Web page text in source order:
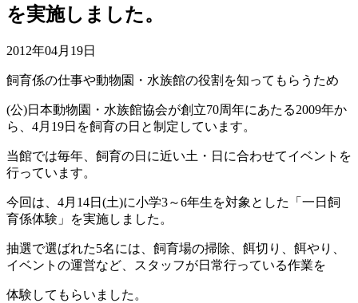
を実施しました。
2012年04月19日
飼育係の仕事や動物園・水族館の役割を知ってもらうため
(公)日本動物園・水族館協会が創立70周年にあたる2009年か
ら、4月19日を飼育の日と制定しています。
当館では毎年、飼育の日に近い土・日に合わせてイベントを
行っています。
今回は、4月14日(土)に小学3～6年生を対象とした「一日飼
育係体験」を実施しました。
抽選で選ばれた5名には、飼育場の掃除、餌切り、餌やり、
イベントの運営など、スタッフが日常行っている作業を
体験してもらいました。